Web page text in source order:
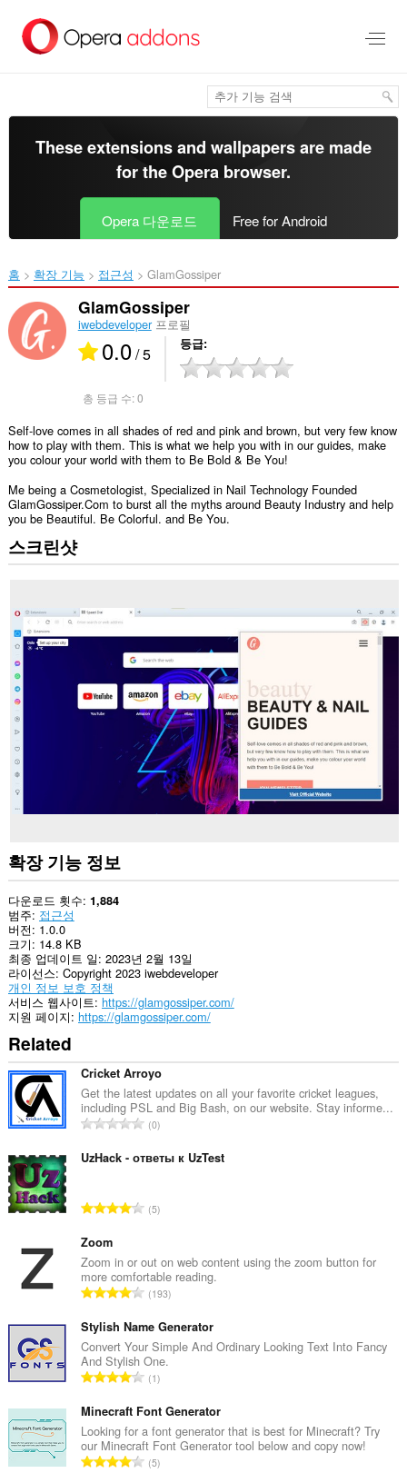
건
These extensions and wallpapers are made
for theOpera browser.
Opera 다운로드 Free for Android
홈 확장 기능 접근성 GlamGossiper‎
GlamGossiper
iwebdeveloper프로필
0.0/ 5 등급
총 등급 수:0
Self-love comes in all shades of red and pink and brown, but very few know
how to play with them. This is what we help you with in our guides, make
you colour your world with them to Be Bold & Be You!
Me being a Cosmetologist, Specialized in Nail Technology Founded
GlamGossiper.Com to burst all the myths around Beauty Industry and help
you be Beautiful. Be Colorful. and Be You.
스크린샷
확장 기능 정보
다운로드 횟수 1,884
범주 접근성
버전 1.0.0
크기 14.8 KB
최종 업데이트 일 2023년 2월 13일
라이선스 Copyright 2023 iwebdeveloper
개인 정보 보호 정책
서비스 웹사이트 https://glamgossiper.com/
지원 페이지 https://glamgossiper.com/
Related
Cricket Arroyo
Get the latest updates on all your favorite cricket leagues,
including PSL and Big Bash, on our website. Stay informe...
총
급
0
UzHack - ответы к UzTest
총
수
:
5
Zoom
Zoom in or out on web content using the zoom button for
more comfortable reading.
총
급
수
:
193
Stylish Name Generator
Convert Your Simple And Ordinary Looking Text Into Fancy
And Stylish One.
총
급
수
:
1
Minecraft Font Generator
Looking for a font generator that is best for Minecraft? Try
our Minecraft Font Generator tool below and copy now!
총
5